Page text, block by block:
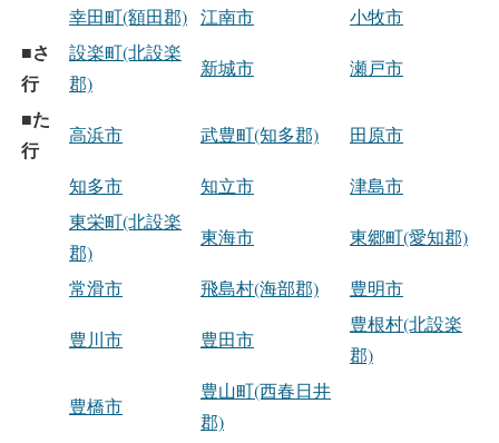
幸田町(額田郡) 江南市
小牧市
■さ
行
設楽町(北設楽
郡)
新城市 瀬戸市
■た
行
高浜市 武豊町(知多郡) 田原市
知多市 知立市
津島市
東栄町(北設楽
郡)
東海市 東郷町(愛知郡)
常滑市 飛島村(海部郡) 豊明市
豊川市 豊田市
豊根村(北設楽
郡)
豊橋市
豊山町(西春日井
郡)